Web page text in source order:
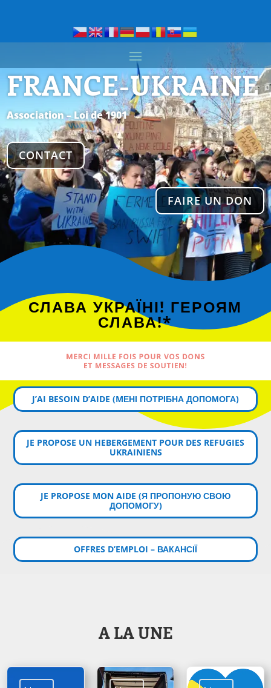
FRANCE-UKRAINE
Association – Loi de 1901
CONTACT
FAIRE UN DON
СЛАВА УКРАЇНІ! ГЕРОЯМ
СЛАВА!*
MERCI MILLE FOIS POUR VOS DONS
ET MESSAGES DE SOUTIEN!
J’AI BESOIN D’AIDE (MЕНІ ПОТРІБНА ДОПОМОГА)
JE PROPOSE UN HEBERGEMENT POUR DES REFUGIES
UKRAINIENS
JE PROPOSE MON AIDE (Я ПРОПОНУЮ СВОЮ
ДОПОМОГУ)
OFFRES D’EMPLOI – ВАКАНСІЇ
A LA UNE